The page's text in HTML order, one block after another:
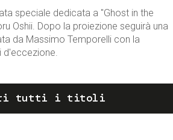
speciale dedicata a "Ghost in the
Oshii. Dopo la proiezione seguirà una
da Massimo Temporelli con la
tutti i titoli